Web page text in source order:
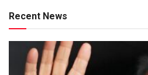
Recent News